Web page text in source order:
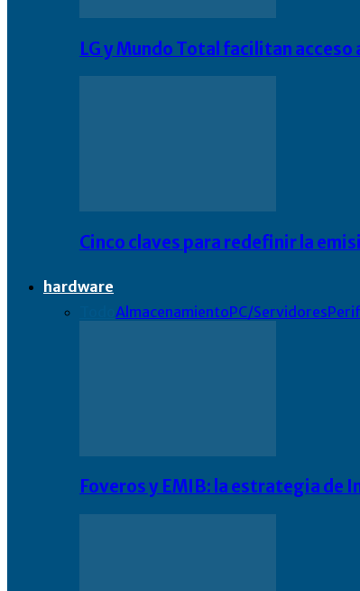
LG y Mundo Total facilitan
Cinco claves para redefinir la
hardware
AlmacenamientoPC/Servidores
Foveros y EMIB: la estrategia de